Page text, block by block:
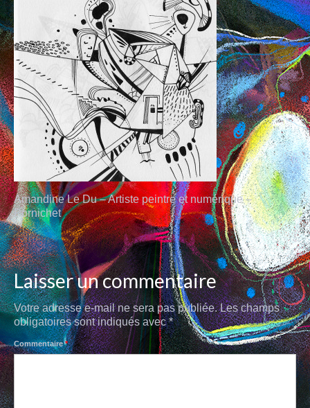
DESSIN
AUX QUATRE CHEMINS
CARRÉS MAGIQUES
PLUMES
AU FIL
MINES DE COULEURS
POUPÉES DE CIRE
L’INK
CARNET DE VOYAGES
PEINTURE
RACINES CARRÉES
PETIT BOIS
PAPIERS BAVARDS
Amandine Le Du – Artiste peintre et numérique –
Pornichet
Laisser un commentaire
Votre adresse e-mail ne sera pas publiée. Les champs
obligatoires sont indiqués avec*
Commentaire*